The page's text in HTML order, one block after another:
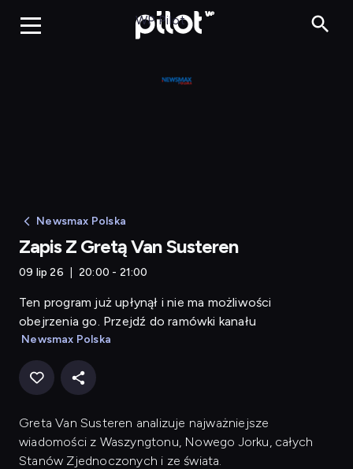
WP Pilot
Newsmax Polska
Zapis Z Gretą Van Susteren
09 lip 26 20:00 - 21:00
Ten program już upłynął i nie ma możliwości
obejrzenia go. Przejdź do ramówki kanału
Newsmax Polska
Greta Van Susteren analizuje najważniejsze
wiadomości z Waszyngtonu, Nowego Jorku, całych
Stanów Zjednoczonych i ze świata.